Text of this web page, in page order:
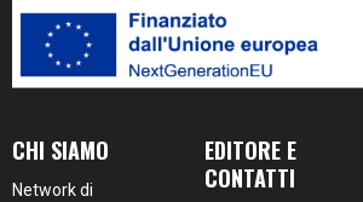
CHI SIAMO
Network di
EDITORE E
CONTATTI